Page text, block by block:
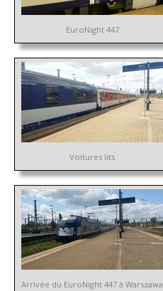
EuroNight 447
Voitures lits
Arrivée du EuroNight 447 à Warszawa